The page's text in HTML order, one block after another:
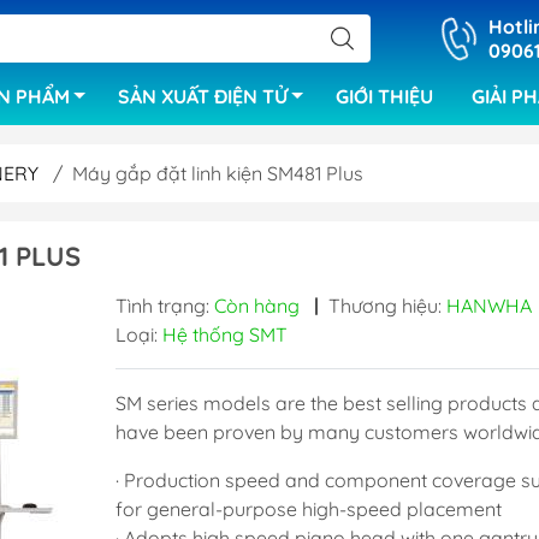
PHẨM
động
Máy gắp đặt linh kiện
Máy in kem hàn
Lò hàn reflow
Băng tải
Lò hàn selective
Lò hàn sóng
Thiết bị kiểm
Hệ thống kiểm
mạch của
Hệ thống kiểm
Hệ thống kiểm
AOI
SẢN XUẤT ĐIỆN TỬ GIỚI THIỆU GIẢI
/ Máy gắp đặt linh kiện SM481 Plus
PLUS
Tình trạng: Còn hàng | Thương hiệu: HANWHA
Loại: Hệ thống SMT
SM series models are the best selling products
have been proven by many customers
· Production speed and component coverage
for general-purpose high-speed placement